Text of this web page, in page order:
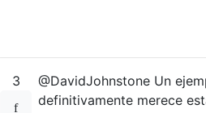
3
@DavidJohnstone Un
definitivamente merece